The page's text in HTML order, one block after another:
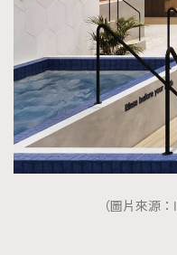
（圖片來源：